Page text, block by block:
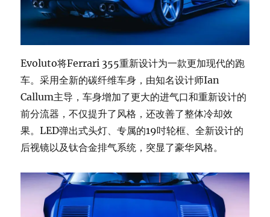
Evoluto将Ferrari 355重新设计为一款更加现代的跑
车。采用全新的碳纤维车身，由知名设计师Ian
Callum主导，车身增加了更大的进气口和重新设计的
前分流器，不仅提升了风格，还改善了整体冷却效
果。LED弹出式头灯、专属的19吋轮框、全新设计的
后视镜以及钛合金排气系统，突显了豪华风格。